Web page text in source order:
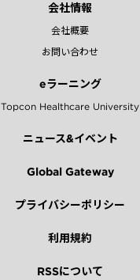
会社情報
会社概要
お問い合わせ
eラーニング
Topcon Healthcare University
ニュース&イベント
Global Gateway
プライバシーポリシー
利用規約
RSSについて